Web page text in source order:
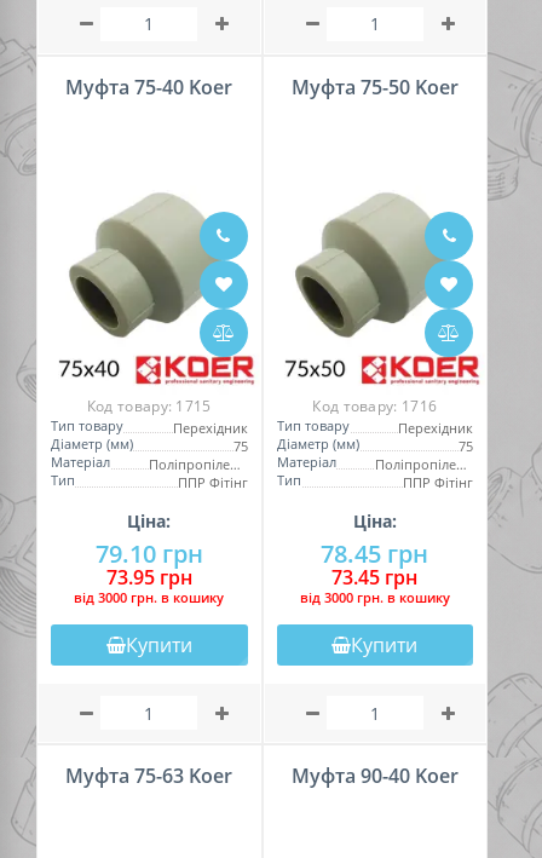
Муфта 75-40 Koer
Код товару: 1715
Тип товару
Перехідник
Діаметр (мм)
75
Матеріал
Поліпропілен (PPR)
Тип
ППР Фітінг
Ціна:
79.10 грн
73.95 грн
вiд 3000 грн. в кошику
Купити
Муфта 75-50 Koer
Код товару: 1716
Тип товару
Перехідник
Діаметр (мм)
75
Матеріал
Поліпропілен (PPR)
Тип
ППР Фітінг
Ціна:
78.45 грн
73.45 грн
вiд 3000 грн. в кошику
Купити
Муфта 75-63 Koer Муфта 90-40 Koer